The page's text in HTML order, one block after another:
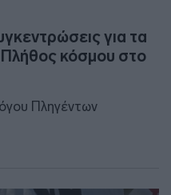
για τα
κόσμου στο
Πληγέντων